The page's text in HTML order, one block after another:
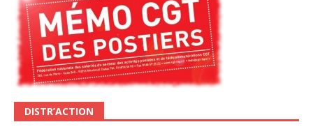
DISTR’ACTION